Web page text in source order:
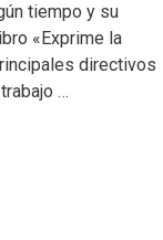
tiempo y su
«Exprime la
directivos
…